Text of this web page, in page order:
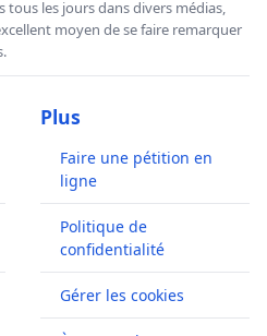
les jours dans divers médias,
moyen de se faire remarquer
Plus
Faire une pétition en
ligne
Politique de
confidentialité
Gérer les cookies